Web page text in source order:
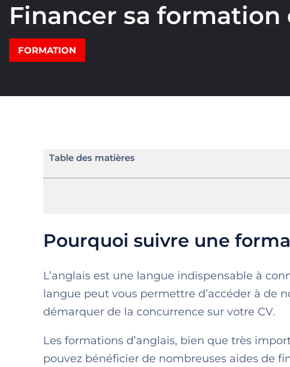
Financer sa formation
FORMATION
Table des matières
Pourquoi suivre une
L’anglais est une langue indispensable à
langue peut vous permettre d’accéder à de
démarquer de la concurrence sur votre CV.
Les formations d’anglais, bien que très
pouvez bénéficier de nombreuses aides de